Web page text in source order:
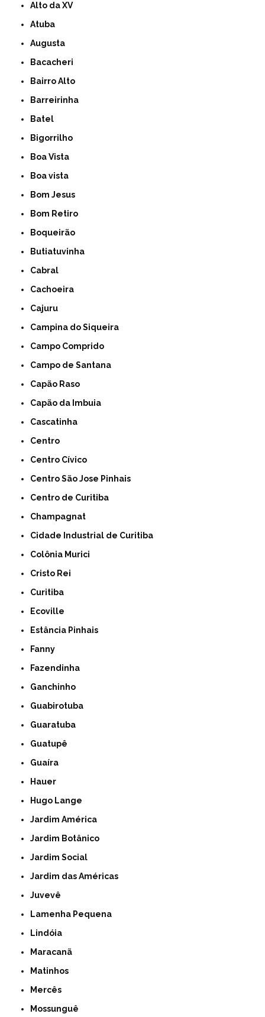
Alto da XV
Atuba
Augusta
Bacacheri
Bairro Alto
Barreirinha
Batel
Bigorrilho
Boa Vista
Boa vista
Bom Jesus
Bom Retiro
Boqueirão
Butiatuvinha
Cabral
Cachoeira
Cajuru
Campina do Siqueira
Campo Comprido
Campo de Santana
Capão Raso
Capão da Imbuia
Cascatinha
Centro
Centro Cívico
Centro São Jose Pinhais
Centro de Curitiba
Champagnat
Cidade Industrial de Curitiba
Colônia Murici
Cristo Rei
Curitiba
Ecoville
Estância Pinhais
Fanny
Fazendinha
Ganchinho
Guabirotuba
Guaratuba
Guatupê
Guaíra
Hauer
Hugo Lange
Jardim América
Jardim Botânico
Jardim Social
Jardim das Américas
Juvevê
Lamenha Pequena
Lindóia
Maracanã
Matinhos
Mercês
Mossunguê